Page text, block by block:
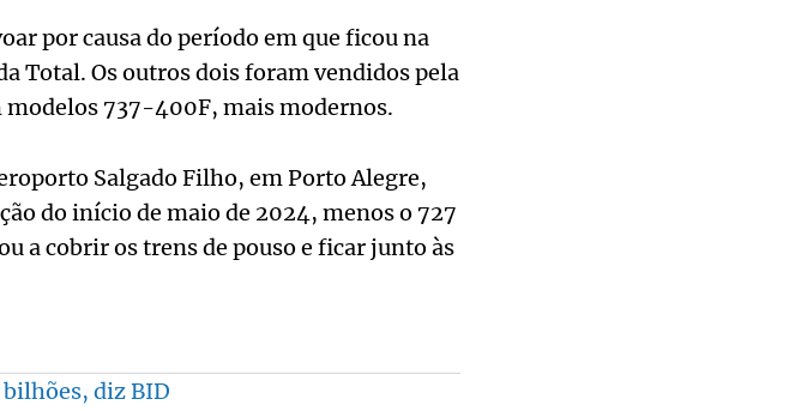
por causa do período em que ficou na
Total. Os outros dois foram vendidos pela
modelos 737-400F, mais modernos.
Salgado Filho, em Porto Alegre,
do início de maio de 2024, menos o 727
a cobrir os trens de pouso e ficar junto às
bilhões, diz BID